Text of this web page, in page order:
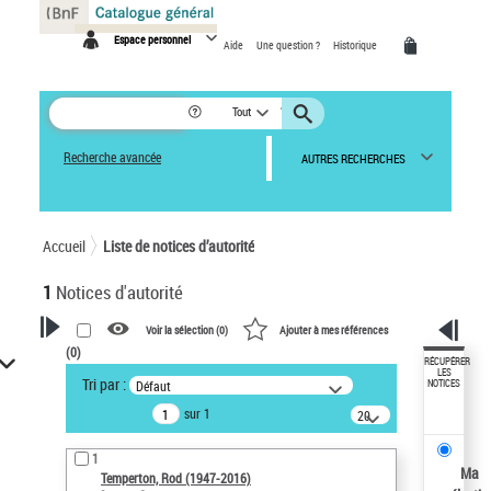
Espace personnel Aide Une question ? Historique
Tout
Recherche avancée AUTRES RECHERCHES
Accueil Liste de notices d’autorité
1 Notices d'autorité
VOTRE RECHERCHE
Recherche avancée dans les
notices d’autorité
Œuvres liées à l'auteur :
Temperton, Rod (1947-2016)
Voir la sélection (0) Ajouter à mes références
(0)
Tri par : Défaut
sur 1
20
résultats/page
1
Temperton, Rod (1947-2016)
RÉCUPÉRER
LES
NOTICES
Ma
Panneau de gestion des cookies